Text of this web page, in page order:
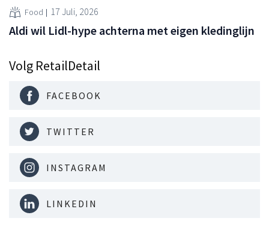
Food 17 Juli, 2026
Aldi wil Lidl-hype achterna met eigen kledinglijn
Volg RetailDetail
FACEBOOK
TWITTER
INSTAGRAM
LINKEDIN